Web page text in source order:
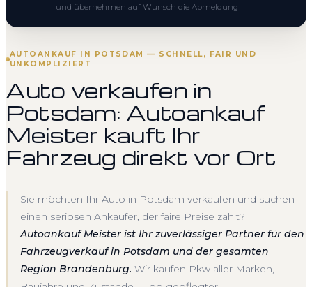
AUTOANKAUF IN POTSDAM — SCHNELL, FAIR UND
UNKOMPLIZIERT
Auto verkaufen in
Potsdam: Autoankauf
Meister kauft Ihr
Fahrzeug direkt vor Ort
Sie möchten Ihr Auto in Potsdam verkaufen und suchen
einen seriösen Ankäufer, der faire Preise zahlt?
Autoankauf Meister ist Ihr zuverlässiger Partner für den
Fahrzeugverkauf in Potsdam und der gesamten
Region Brandenburg. Wir kaufen Pkw aller Marken,
und übernehmen auf Wunsch die Abmeldung